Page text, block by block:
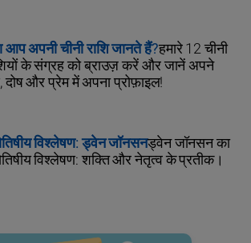
आप अपनी चीनी राशि जानते हैं?हमारे 12 चीनी
के संग्रह को ब्राउज़ करें और जानें अपने
दोष और प्रेम में अपना प्रोफ़ाइल!
विश्लेषण: ड्वेन जॉनसनड्वेन जॉनसन का
विश्लेषण: शक्ति और नेतृत्व के प्रतीक।